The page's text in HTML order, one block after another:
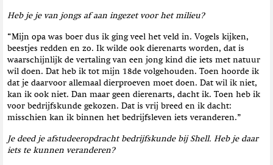
Heb je je van jongs af aan ingezet voor het milieu?
“Mijn opa was boer dus ik ging veel het veld in. Vogels kijken,
beestjes redden en zo. Ik wilde ook dierenarts worden, dat is
waarschijnlijk de vertaling van een jong kind die iets met natuur
wil doen. Dat heb ik tot mijn 18de volgehouden. Toen hoorde ik
dat je daarvoor allemaal dierproeven moet doen. Dat wil ik niet,
kan ik ook niet. Dan maar geen dierenarts, dacht ik. Toen heb ik
voor bedrijfskunde gekozen. Dat is vrij breed en ik dacht:
misschien kan ik binnen het bedrijfsleven iets veranderen.”
Je deed je afstudeeropdracht bedrijfskunde bij Shell. Heb je daar
iets te kunnen veranderen?